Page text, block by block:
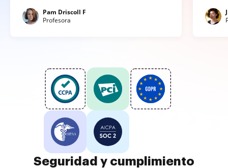
Pam Driscoll F
Profesora
Seguridad y cumplimiento